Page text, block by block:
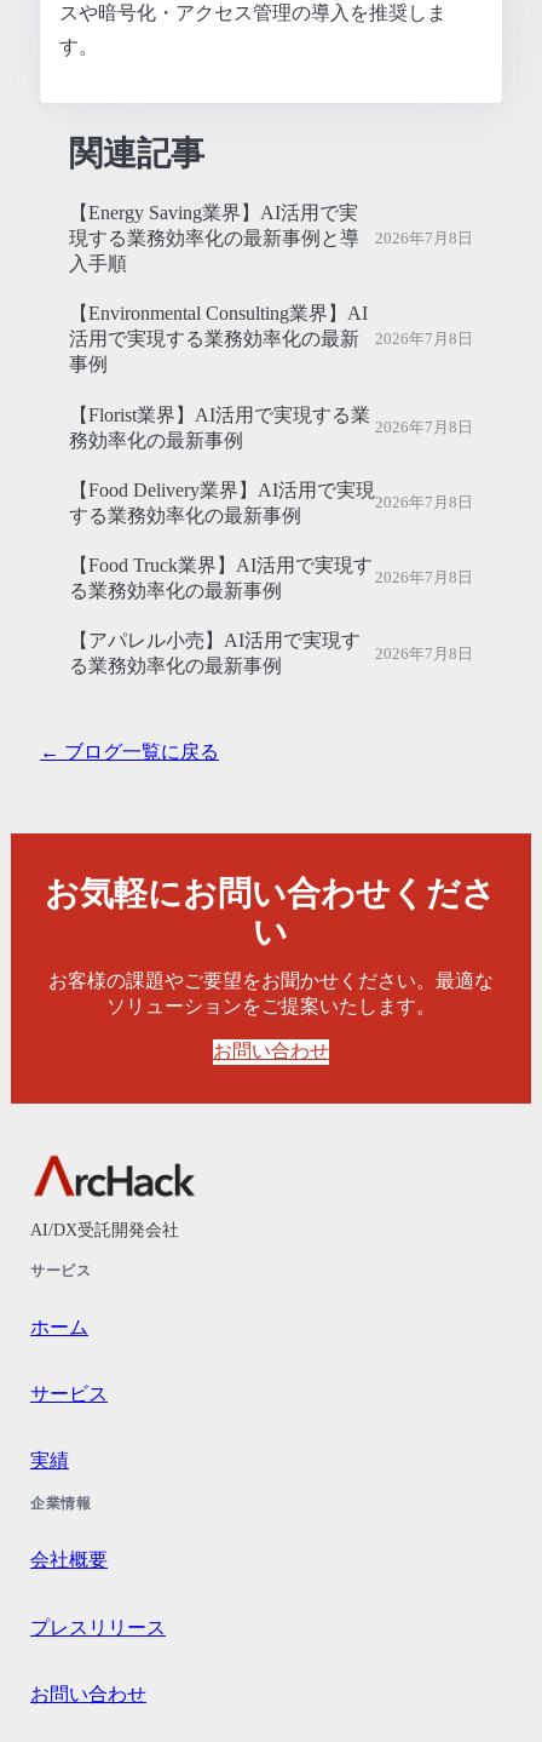
スや暗号化・アクセス管理の導入を推奨しま
す。
関連記事
【Energy Saving業界】AI活用で実
現する業務効率化の最新事例と導
入手順
2026年7月8日
【Environmental Consulting業界】AI
活用で実現する業務効率化の最新
事例
2026年7月8日
【Florist業界】AI活用で実現する業
務効率化の最新事例
2026年7月8日
【Food Delivery業界】AI活用で実現
する業務効率化の最新事例
2026年7月8日
【Food Truck業界】AI活用で実現す
る業務効率化の最新事例
2026年7月8日
【アパレル小売】AI活用で実現す
る業務効率化の最新事例
2026年7月8日
← ブログ一覧に戻る
お気軽にお問い合わせくださ
い
お客様の課題やご要望をお聞かせください。最適な
ソリューションをご提案いたします。
お問い合わせ
AI/DX受託開発会社
サービス
ホーム
サービス
実績
企業情報
会社概要
プレスリリース
お問い合わせ